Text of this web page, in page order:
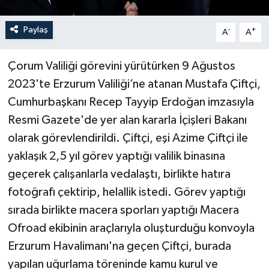
Paylaş A- A+
Çorum Valiliği görevini yürütürken 9 Ağustos
2023'te Erzurum Valiliği’ne atanan Mustafa Çiftçi,
Cumhurbaşkanı Recep Tayyip Erdoğan imzasıyla
Resmi Gazete'de yer alan kararla İçişleri Bakanı
olarak görevlendirildi. Çiftçi, eşi Azime Çiftçi ile
yaklaşık 2,5 yıl görev yaptığı valilik binasına
geçerek çalışanlarla vedalaştı, birlikte hatıra
fotoğrafı çektirip, helallik istedi. Görev yaptığı
sırada birlikte macera sporları yaptığı Macera
Ofroad ekibinin araçlarıyla oluşturduğu konvoyla
Erzurum Havalimanı'na geçen Çiftçi, burada
yapılan uğurlama töreninde kamu kurul ve